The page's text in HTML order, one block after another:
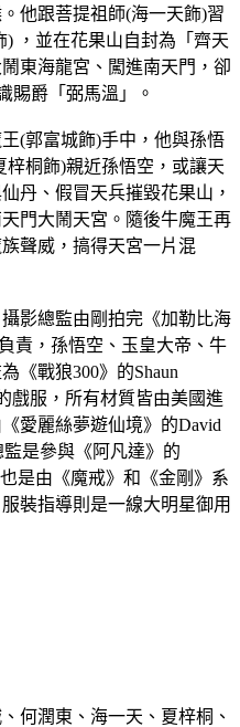
他跟菩提祖師(海一天飾)習
，並在花果山自封為「齊天
東海龍宮、闖進南天門，卻
賜爵「弼馬溫」。
(郭富城飾)手中，他與孫悟
桐飾)親近孫悟空，或讓天
丹、假冒天兵摧毀花果山，
門大鬧天宮。隨後牛魔王再
聲威，搞得天宮一片混
影總監由剛拍完《加勒比海
責，孫悟空、玉皇大帝、牛
《戰狼300》的Shaun
戲服，所有材質皆由美國進
愛麗絲夢遊仙境》的David
是參與《阿凡達》的
是由《魔戒》和《金剛》系
裝指導則是一線大明星御用
何潤東、海一天、夏梓桐、